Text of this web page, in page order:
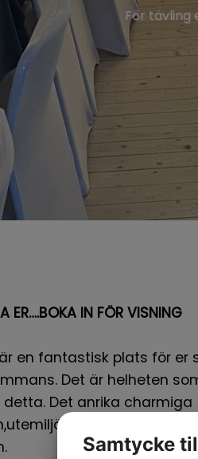
För tävling
ER….BOKA IN FÖR VISNING
är en fantastisk plats för er
Det är helheten
Det anrika charmiga
Samtycke